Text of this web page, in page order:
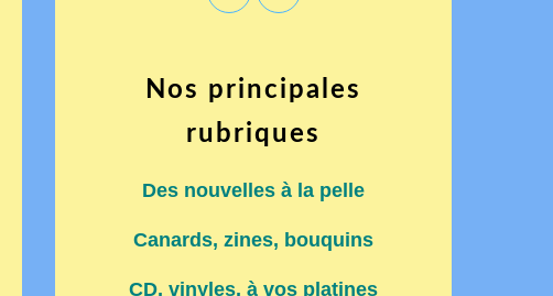
Nos principales
rubriques
Des nouvelles à la pelle
Canards, zines, bouquins
CD, vinyles, à vos platines